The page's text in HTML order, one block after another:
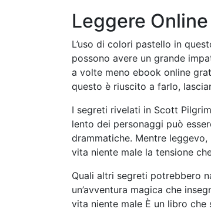
Leggere
L’uso di colori pastello in
possono avere un grande
a volte meno ebook online
questo è riuscito a farlo,
I segreti rivelati in Scott
lento dei personaggi può
drammatiche. Mentre
vita niente male la tensione
Quali altri segreti potrebbero
un’avventura magica che
vita niente male È un libro